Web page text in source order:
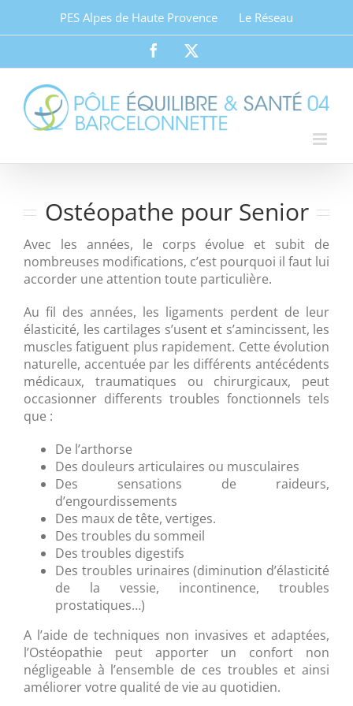
PES Alpes de Haute Provence Le Réseau
Facebook
Ostéopathe pour Senior
Avec les années, le corps évolue et subit de
nombreuses modifications, c’est pourquoi il faut lui
accorder une attention toute particulière.
Au fil des années, les ligaments perdent de leur
élasticité, les cartilages s’usent et s’amincissent, les
muscles fatiguent plus rapidement. Cette évolution
naturelle, accentuée par les différents antécédents
médicaux, traumatiques ou chirurgicaux, peut
occasionner differents troubles fonctionnels tels
que :
De l’arthorse
Des douleurs articulaires ou musculaires
Des sensations de raideurs,
d’engourdissements
Des maux de tête, vertiges.
Des troubles du sommeil
Des troubles digestifs
Des troubles urinaires (diminution d’élasticité
de la vessie, incontinence, troubles
prostatiques…)
A l’aide de techniques non invasives et adaptées,
l’Ostéopathie peut apporter un confort non
négligeable à l’ensemble de ces troubles et ainsi
améliorer votre qualité de vie au quotidien.